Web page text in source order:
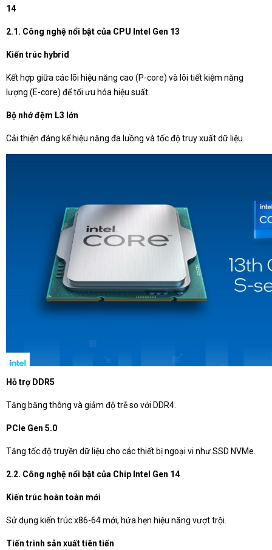
14
2.1. Công nghệ nổi bật của CPU Intel Gen 13
Kiến trúc hybrid
Kết hợp giữa các lõi hiệu năng cao (P-core) và lõi tiết kiệm năng
lượng (E-core) để tối ưu hóa hiệu suất.
Bộ nhớ đệm L3 lớn
Cải thiện đáng kể hiệu năng đa luồng và tốc độ truy xuất dữ liệu.
Hỗ trợ DDR5
Tăng băng thông và giảm độ trễ so với DDR4.
PCIe Gen 5.0
Tăng tốc độ truyền dữ liệu cho các thiết bị ngoại vi như SSD NVMe.
2.2. Công nghệ nổi bật của Chip Intel Gen 14
Kiến trúc hoàn toàn mới
Sử dụng kiến trúc x86-64 mới, hứa hẹn hiệu năng vượt trội.
Tiến trình sản xuất tiên tiến